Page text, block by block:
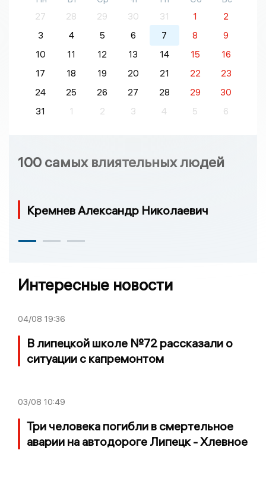
27
28 29 30 31 1
2
3
4 5 6 7 8
9
10
11 12 13 14 15
16
17
18 19 20 21 22
23
24
25 26 27 28 29
30
31
1 2 3 4 5 6
100 самых влиятельных людей
Кремнев Александр Николаевич
Интересные новости
04/08 19:36
В липецкой школе №72 рассказали о
ситуации с капремонтом
03/08 10:49
Три человека погибли в смертельное
аварии на автодороге Липецк - Хлевное